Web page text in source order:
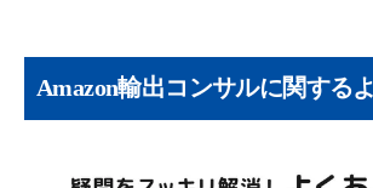
Amazon輸出コンサルに関する